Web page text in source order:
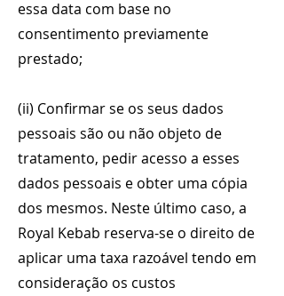
essa data com base no
consentimento previamente
prestado;
(ii) Confirmar se os seus dados
pessoais são ou não objeto de
tratamento, pedir acesso a esses
dados pessoais e obter uma cópia
dos mesmos. Neste último caso, a
Royal Kebab reserva-se o direito de
aplicar uma taxa razoável tendo em
consideração os custos